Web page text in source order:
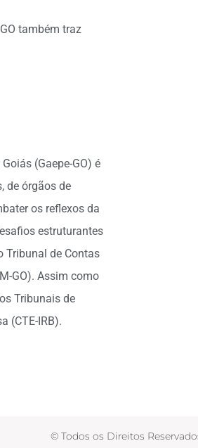
também traz
(Gaepe-GO) é
de órgãos de
os reflexos da
estruturantes
Tribunal de Contas
GO). Assim como
Tribunais de
(CTE-IRB).
© Todos os Direitos